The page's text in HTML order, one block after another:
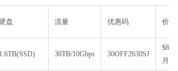
盘 流量 优惠码 价格
1.6TB(SSD) 30TB/10Gbps 30OFF2630SJ
$89/
月